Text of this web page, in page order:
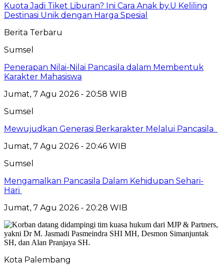
Kuota Jadi Tiket Liburan? Ini Cara Anak by.U Keliling
Destinasi Unik dengan Harga Spesial
Berita Terbaru
Sumsel
Penerapan Nilai-Nilai Pancasila dalam Membentuk
Karakter Mahasiswa
Jumat, 7 Agu 2026 - 20:58 WIB
Sumsel
Mewujudkan Generasi Berkarakter Melalui Pancasila
Jumat, 7 Agu 2026 - 20:46 WIB
Sumsel
Mengamalkan Pancasila Dalam Kehidupan Sehari-
Hari
Jumat, 7 Agu 2026 - 20:28 WIB
Kota Palembang